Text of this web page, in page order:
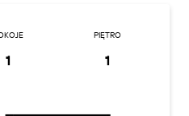
1
PIĘTRO
1